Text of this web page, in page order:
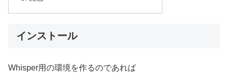
インストール
Whisper用の環境を作るのであれば